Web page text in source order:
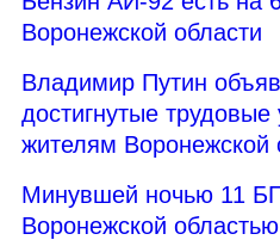
Воронежской области
Владимир Путин
достигнутые трудовые
жителям Воронежской
Минувшей ночью 11
Воронежской областью